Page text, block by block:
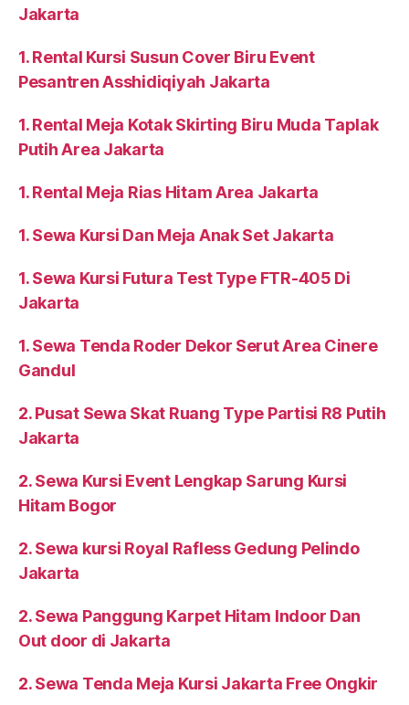
Jakarta
1. Rental Kursi Susun Cover Biru Event
Pesantren Asshidiqiyah Jakarta
1. Rental Meja Kotak Skirting Biru Muda Taplak
Putih Area Jakarta
1. Rental Meja Rias Hitam Area Jakarta
1. Sewa Kursi Dan Meja Anak Set Jakarta
1. Sewa Kursi Futura Test Type FTR-405 Di
Jakarta
1. Sewa Tenda Roder Dekor Serut Area Cinere
Gandul
2. Pusat Sewa Skat Ruang Type Partisi R8 Putih
Jakarta
2. Sewa Kursi Event Lengkap Sarung Kursi
Hitam Bogor
2. Sewa kursi Royal Rafless Gedung Pelindo
Jakarta
2. Sewa Panggung Karpet Hitam Indoor Dan
Out door di Jakarta
2. Sewa Tenda Meja Kursi Jakarta Free Ongkir